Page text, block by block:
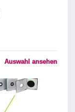
Auswahl ansehen